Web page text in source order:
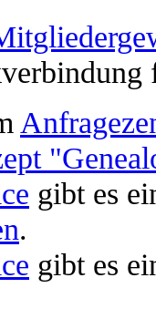
gibt es
.
gibt es